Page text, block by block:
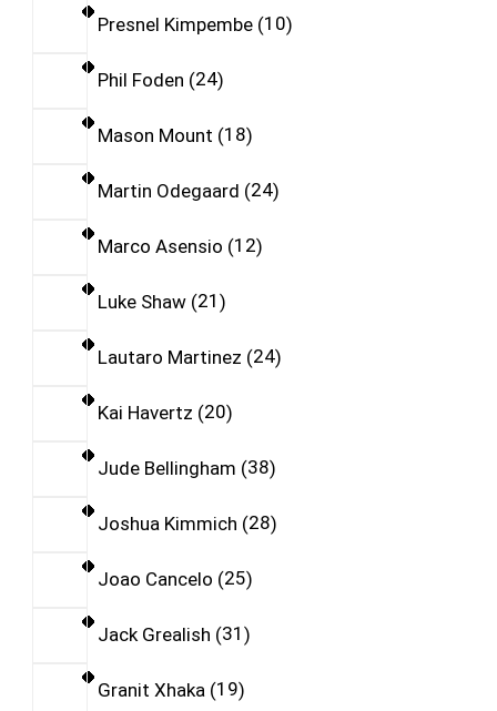
Presnel Kimpembe 10
Phil Foden 24
Mason Mount 18
Martin Odegaard 24
Marco Asensio 12
Luke Shaw 21
Lautaro Martinez 24
Kai Havertz 20
Jude Bellingham 38
Joshua Kimmich 28
Joao Cancelo 25
Jack Grealish 31
Granit Xhaka 19